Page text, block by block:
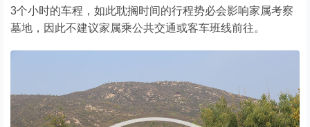
3个小时的车程，如此耽搁时间的行程势必会影响家属考察
墓地，因此不建议家属乘公共交通或客车班线前往。